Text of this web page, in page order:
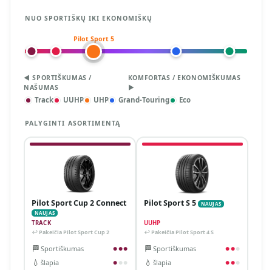
NUO SPORTIŠKŲ IKI EKONOMIŠKŲ
Pilot Sport 5
◀ SPORTIŠKUMAS /
NAŠUMAS
KOMFORTAS / EKONOMIŠKUMAS
▶
Track UUHP UHP Grand-Touring Eco
PALYGINTI ASORTIMENTĄ
Pilot Sport Cup 2 Connect
NAUJAS
TRACK
↩ Pakeičia Pilot Sport Cup 2
🏁 Sportiškumas ●●●
💧 šlapia ● ● ●
Pilot Sport S 5 NAUJAS
UUHP
↩ Pakeičia Pilot Sport 4 S
🏁 Sportiškumas ●●●
💧 šlapia ●●●